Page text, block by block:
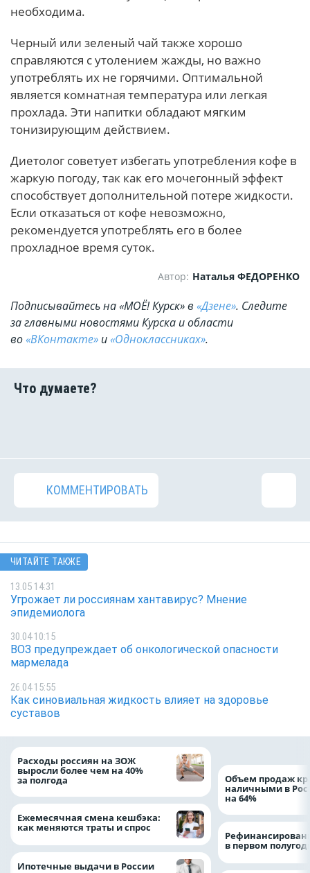
необходима.
Черный или зеленый чай также хорошо
справляются с утолением жажды, но важно
употреблять их не горячими. Оптимальной
является комнатная температура или легкая
прохлада. Эти напитки обладают мягким
тонизирующим действием.
Диетолог советует избегать употребления кофе в
жаркую погоду, так как его мочегонный эффект
способствует дополнительной потере жидкости.
Если отказаться от кофе невозможно,
рекомендуется употреблять его в более
прохладное время суток.
Автор: Наталья ФЕДОРЕНКО
Подписывайтесь на «МОЁ! Курск» в «Дзене». Cледите
за главными новостями Курска и области
во«ВКонтакте» и«Одноклассниках».
КОММЕНТИРОВАТЬ
ЧИТАЙТЕ ТАКЖЕ
13.05 14:31
Угрожает ли россиянам хантавирус? Мнение
эпидемиолога
30.04 10:15
ВОЗ предупреждает об онкологической опасности
мармелада
26.04 15:55
Как синовиальная жидкость влияет на здоровье
суставов
Расходы россиян на ЗОЖ
выросли более чем на 40%
за полгода
Ежемесячная смена кешбэка:
как меняются траты и спрос
Ипотечные выдачи в России
Объем продаж
наличными в
на 64%
в первом